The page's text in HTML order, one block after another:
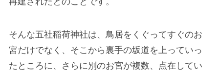
そんな五社稲荷神社は、鳥居をくぐってすぐのお
宮だけでなく、そこから裏手の坂道を上っていっ
たところに、さらに別のお宮が複数、点在してい